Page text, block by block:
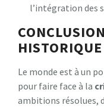
l’intégration des
Le monde est à un
pour faire face à la
ambitions résolues,